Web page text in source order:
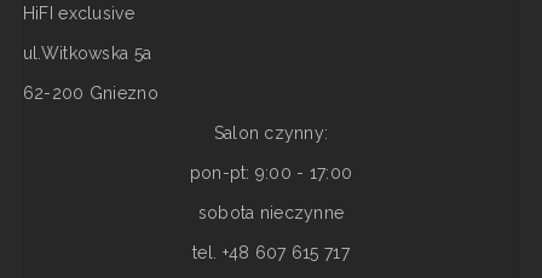
HiFI exclusive
ul.Witkowska 5a
62-200 Gniezno
Salon czynny:
pon-pt: 9:00 - 17:00
sobota nieczynne
tel. +48 607 615 717